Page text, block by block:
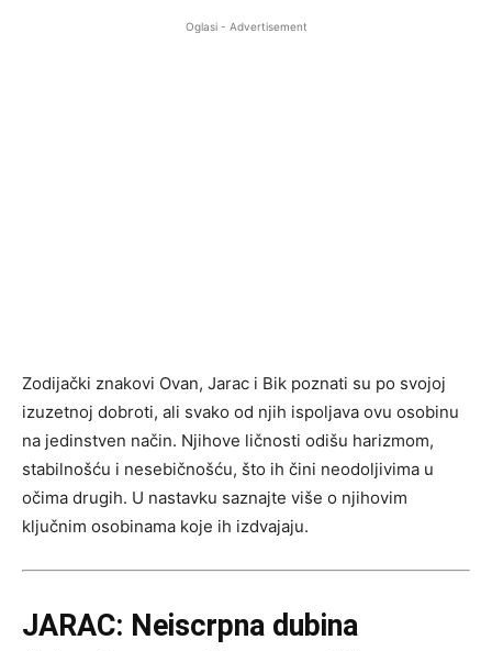
Oglasi - Advertisement
Zodijački znakovi Ovan, Jarac i Bik poznati su po svojoj
izuzetnoj dobroti, ali svako od njih ispoljava ovu osobinu
na jedinstven način. Njihove ličnosti odišu harizmom,
stabilnošću i nesebičnošću, što ih čini neodoljivima u
očima drugih. U nastavku saznajte više o njihovim
ključnim osobinama koje ih izdvajaju.
JARAC: Neiscrpna dubina